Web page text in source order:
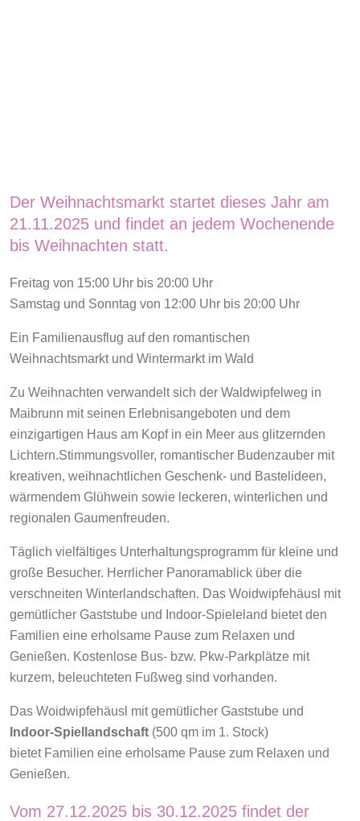
Der Weihnachtsmarkt startet dieses Jahr am
21.11.2025 und findet an jedem Wochenende
bis Weihnachten statt.
Freitag von 15:00 Uhr bis 20:00 Uhr
Samstag und Sonntag von 12:00 Uhr bis 20:00 Uhr
Ein Familienausflug auf den romantischen
Weihnachtsmarkt und Wintermarkt im Wald
Zu Weihnachten verwandelt sich der Waldwipfelweg in
Maibrunn mitseinen Erlebnisangeboten und dem
einzigartigen Haus am Kopf in ein Meer aus glitzernden
Lichtern.Stimmungsvoller, romantischer Budenzauber mit
kreativen,weihnachtlichen Geschenk- und Bastelideen,
wärmendem Glühweinsowie leckeren, winterlichen und
regionalen Gaumenfreuden.
Täglich vielfältiges Unterhaltungsprogramm für kleine und
große Besucher. Herrlicher Panoramablick über die
verschneiten Winterlandschaften. Das Woidwipfehäusl mit
gemütlicher Gaststube und Indoor-Spieleland bietet den
Familien eine erholsame Pause zum Relaxen und
Genießen. Kostenlose Bus- bzw. Pkw-Parkplätze mit
kurzem, beleuchteten Fußwegsind vorhanden.
Das Woidwipfehäusl mit gemütlicher Gaststube und
Indoor-Spiellandschaft (500 qm im 1. Stock)
bietetFamilien eine erholsame Pause zum Relaxen und
Genießen.
Vom 27.12.2025 bis 30.12.2025 findet der